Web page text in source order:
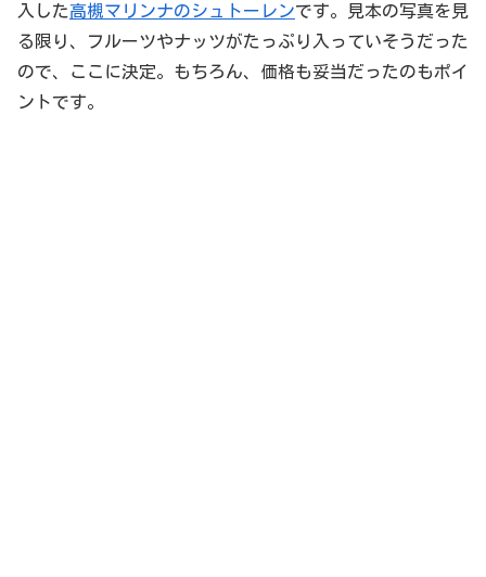
入した高槻マリンナのシュトーレンです。見本の写真を見
る限り、フルーツやナッツがたっぷり入っていそうだった
ので、ここに決定。もちろん、価格も妥当だったのもポイ
ントです。